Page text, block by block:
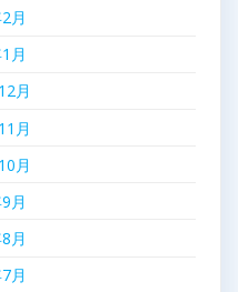
月
月
月
月
月
月
月
月